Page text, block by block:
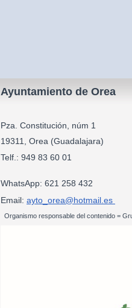
Ayuntamiento de Orea
Pza. Constitución, núm 1
19311, Orea
Telf.: 949
WhatsApp: 621 258 432
Email: ayto_orea@hotmail.es
Organismo responsable del contenido =